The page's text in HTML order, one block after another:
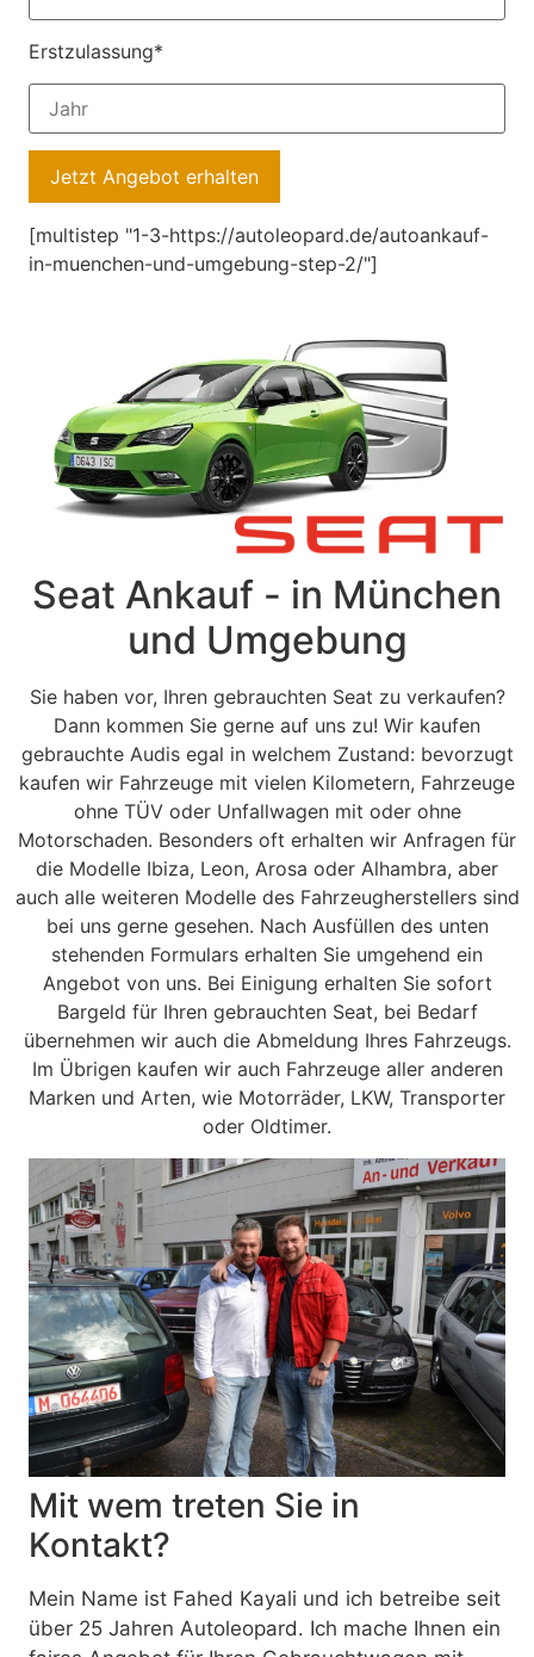
Erstzulassung*
[multistep "1-3-https://autoleopard.de/autoankauf-
in-muenchen-und-umgebung-step-2/"]
Seat Ankauf - in München
und Umgebung
Sie haben vor, Ihren gebrauchten Seat zu verkaufen?
Dann kommen Sie gerne auf uns zu! Wir kaufen
gebrauchte Audis egal in welchem Zustand: bevorzugt
kaufen wir Fahrzeuge mit vielen Kilometern, Fahrzeuge
ohne TÜV oder Unfallwagen mit oder ohne
Motorschaden. Besonders oft erhalten wir Anfragen für
die Modelle Ibiza, Leon, Arosa oder Alhambra, aber
auch alle weiteren Modelle des Fahrzeugherstellers sind
bei uns gerne gesehen. Nach Ausfüllen des unten
stehenden Formulars erhalten Sie umgehend ein
Angebot von uns. Bei Einigung erhalten Sie sofort
Bargeld für Ihren gebrauchten Seat, bei Bedarf
übernehmen wir auch die Abmeldung Ihres Fahrzeugs.
Im Übrigen kaufen wir auch Fahrzeuge aller anderen
Marken und Arten, wie Motorräder, LKW, Transporter
oder Oldtimer.
Mit wem treten Sie in
Kontakt?
Mein Name ist Fahed Kayali und ich betreibe seit
über 25 Jahren Autoleopard. Ich mache Ihnen ein